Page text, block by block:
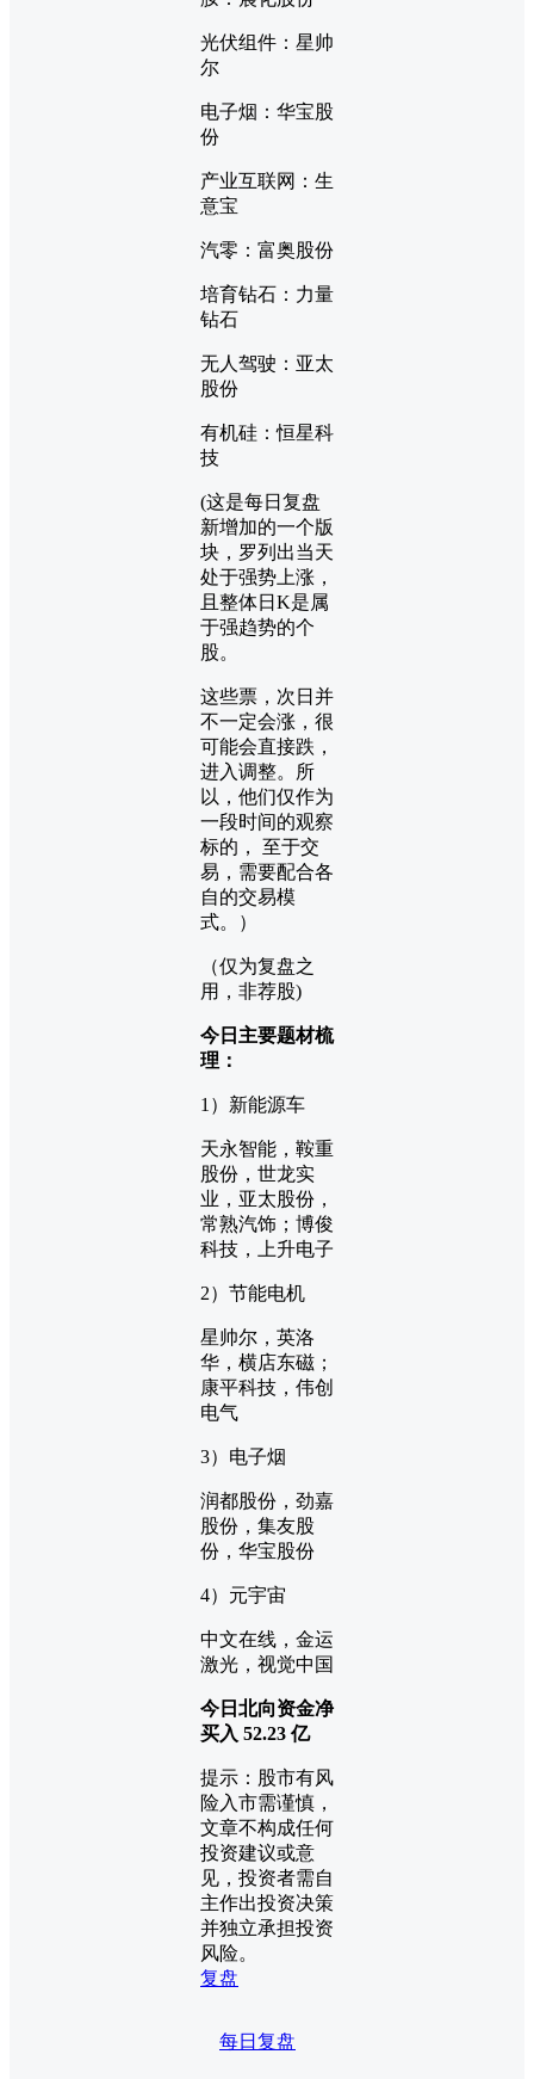
光伏组件：星帅
尔
电子烟：华宝股
份
产业互联网：生
意宝
汽零：富奥股份
培育钻石：力量
钻石
无人驾驶：亚太
股份
有机硅：恒星科
技
(这是每日复盘
新增加的一个版
块，罗列出当天
处于强势上涨，
且整体日K是属
于强趋势的个
股。
这些票，次日并
不一定会涨，很
可能会直接跌，
进入调整。所
以，他们仅作为
一段时间的观察
标的， 至于交
易，需要配合各
自的交易模
式。）
（仅为复盘之
用，非荐股)
今日主要题材梳
理：
1）新能源车
天永智能，鞍重
股份，世龙实
业，亚太股份，
常熟汽饰；博俊
科技，上升电子
2）节能电机
星帅尔，英洛
华，横店东磁；
康平科技，伟创
电气
3）电子烟
润都股份，劲嘉
股份，集友股
份，华宝股份
4）元宇宙
中文在线，金运
激光，视觉中国
今日北向资金净
买入 52.23 亿
提示：股市有风
险入市需谨慎，
文章不构成任何
投资建议或意
见，投资者需自
主作出投资决策
并独立承担投资
风险。
复盘
每日复盘